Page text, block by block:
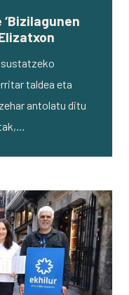
taldea eta
antolatu ditu